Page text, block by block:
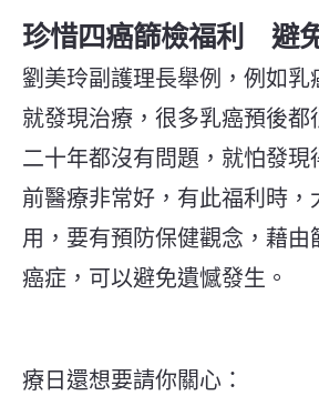
珍惜四癌篩檢福利 避
劉美玲副護理長舉例，例如乳
就發現治療，很多乳癌預後都
二十年都沒有問題，就怕發現
前醫療非常好，有此福利時，
用，要有預防保健觀念，藉由
癌症，可以避免遺憾發生。
療日還想要請你關心：